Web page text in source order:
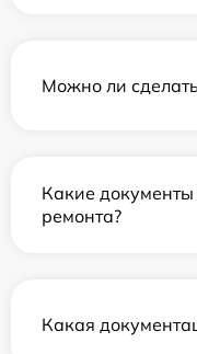
Можно ли
Какие
ремонта?
Какая